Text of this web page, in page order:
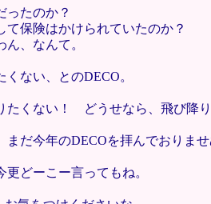
ったのか？
保険はかけられていたのか？
、なんて。
ない、とのDECO。
たくない！ どうせなら、飛び降り
だ今年のDECOを拝んでおりませ
どーこー言ってもね。